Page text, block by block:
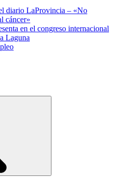
diario LaProvincia – «No
cáncer»
en el congreso internacional
Laguna